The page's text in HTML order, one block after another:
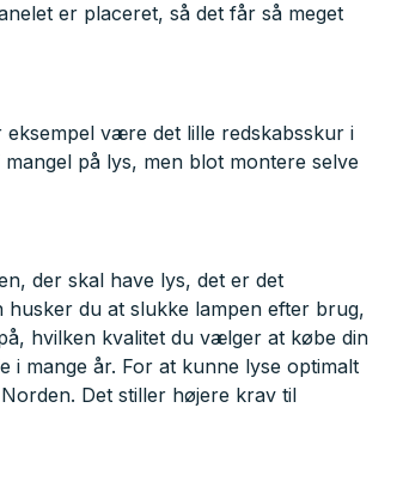
er placeret, så det får så meget
være det lille redskabsskur i
på lys, men blot montere selve
der skal have lys, det er det
du at slukke lampen efter brug,
hvilken kvalitet du vælger at købe din
mange år. For at kunne lyse optimalt
Det stiller højere krav til